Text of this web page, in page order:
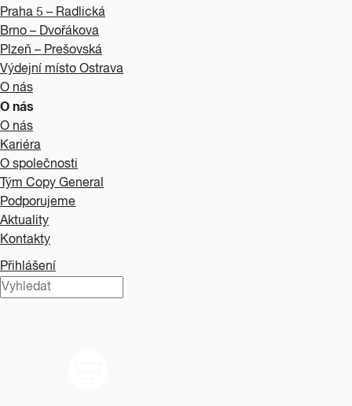
Praha 5 – Radlická
Brno – Dvořákova
Plzeň – Prešovská
Výdejní místo Ostrava
O nás
O nás
O nás
Kariéra
O společnosti
Tým Copy General
Podporujeme
Aktuality
Kontakty
Přihlášení